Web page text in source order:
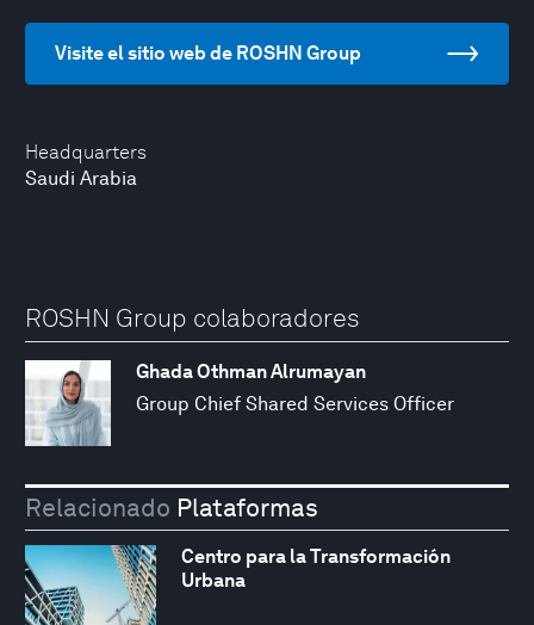
Headquarters
Saudi Arabia
Visite el sitio web de ROSHN Group
ROSHN Group colaboradores
Ghada Othman Alrumayan
Group Chief Shared Services Officer
Relacionado Plataformas
Centro para la Transformación
Urbana